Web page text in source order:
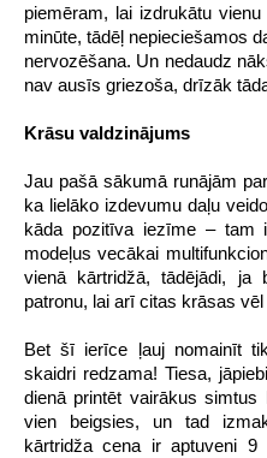
piemēram, lai izdrukātu
minūte, tādēļ nepieciešamos
nervozēšana. Un nedaudz
nav ausīs griezoša, drīzāk
Krāsu valdzinājums
Jau pašā sākumā runājām
ka lielāko izdevumu daļu
kāda pozitīva iezīme – tam
modeļus vecākai
vienā kārtridžā, tādējādi, ja
patronu, lai arī citas krāsas
Bet šī ierīce ļauj nomainīt
skaidri redzama! Tiesa,
dienā printēt vairākus
vien beigsies, un tad
kārtridža cena ir aptuveni